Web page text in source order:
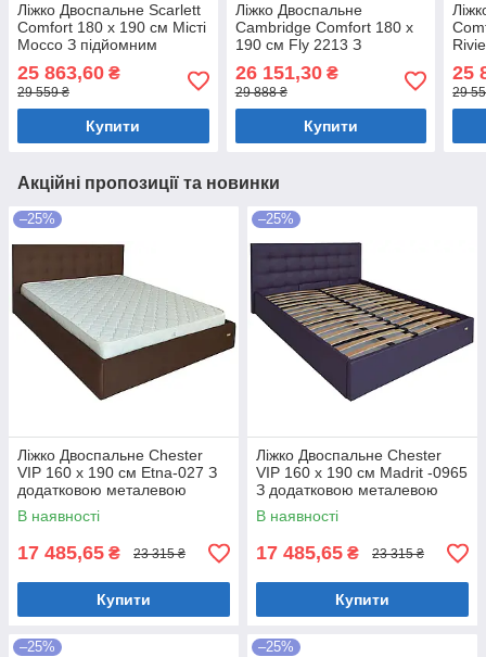
Ліжко Двоспальне Scarlett
Comfort 180 х 190 см Місті
Mocco З підйомним
механізмом та нішою для
білизни Мокко
25 863,60 ₴
29 559 ₴
Купити
Ліжко Двоспальне
Cambridge Comfort 180 х
190 см Fly 2213 З
підйомним механізмом та
нішою для білизни Світло-
коричневий
26 151,30₴
29 888 ₴
Купити
25
29
Акційні пропозиції та новинки
–25%
Ліжко Двоспальне Chester
VIP 160 х 190 см Etna-027 З
додатковою металевою
цільнозварною рамою
Коричневий
В наявності
17 485,65 ₴ 23 315 ₴
Купити
–25%
Ліжко Двоспальне Chester
VIP 160 х 190 см Madrit -0965
З додатковою металевою
цільнозварною рамою
Фіолетовий
В наявності
17 485,65 ₴ 23 315 ₴
Купити
–25% –25%